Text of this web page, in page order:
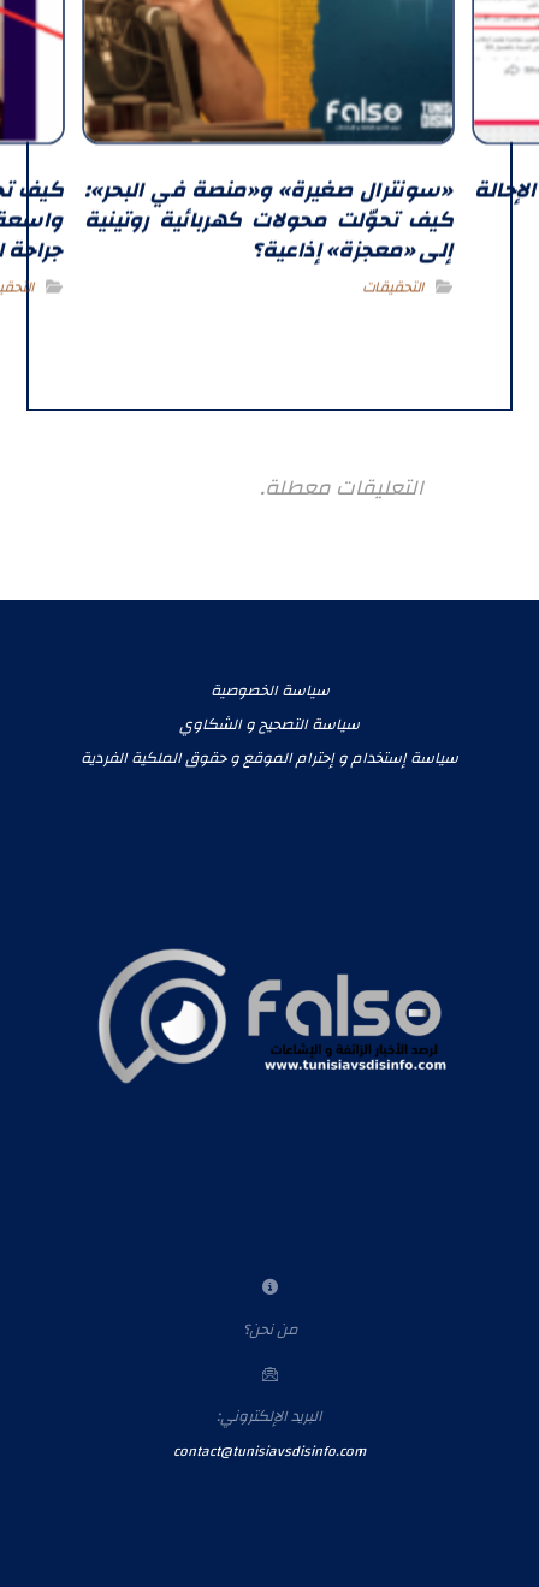
قرار الإحالة «سونترال صغيرة» و«منصة في البحر»:
كيف تحوّلت محولات كهربائية روتينية
إلى «معجزة» إذاعية؟
التحقيقات
كيف
جراحة
التعليقات معطلة.
سياسة الخصوصية
سياسة التصحيح و الشكاوي
سياسة إستخدام و إحترام الموقع و حقوق الملكية الفردية
من نحن؟
البريد الإلكتروني:
contact@tunisiavsdisinfo.com